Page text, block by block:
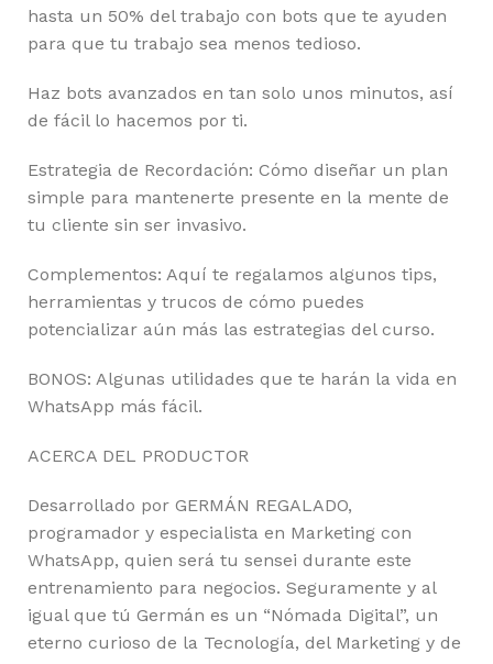
hasta un 50% del trabajo con bots que te ayuden
para que tu trabajo sea menos tedioso.
Haz bots avanzados en tan solo unos minutos, así
de fácil lo hacemos por ti.
Estrategia de Recordación: Cómo diseñar un plan
simple para mantenerte presente en la mente de
tu cliente sin ser invasivo.
Complementos: Aquí te regalamos algunos tips,
herramientas y trucos de cómo puedes
potencializar aún más las estrategias del curso.
BONOS: Algunas utilidades que te harán la vida en
WhatsApp más fácil.
ACERCA DEL PRODUCTOR
Desarrollado por GERMÁN REGALADO,
programador y especialista en Marketing con
WhatsApp, quien será tu sensei durante este
entrenamiento para negocios. Seguramente y al
igual que tú Germán es un “Nómada Digital”, un
eterno curioso de la Tecnología, del Marketing y de